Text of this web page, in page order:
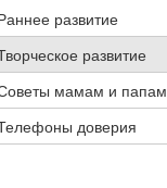
развитие
развитие
мамам и папам
доверия